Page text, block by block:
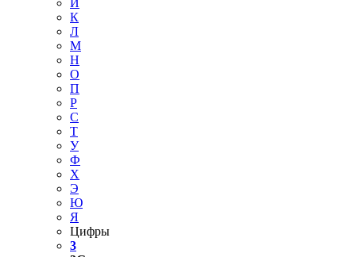
И
К
Л
М
Н
О
П
Р
С
Т
У
Ф
Х
Э
Ю
Я
Цифры
3